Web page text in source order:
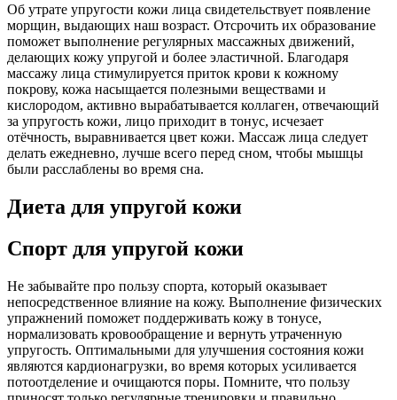
Об утрате упругости кожи лица свидетельствует появление
морщин, выдающих наш возраст. Отсрочить их образование
поможет выполнение регулярных массажных движений,
делающих кожу упругой и более эластичной. Благодаря
массажу лица стимулируется приток крови к кожному
покрову, кожа насыщается полезными веществами и
кислородом, активно вырабатывается коллаген, отвечающий
за упругость кожи, лицо приходит в тонус, исчезает
отёчность, выравнивается цвет кожи. Массаж лица следует
делать ежедневно, лучше всего перед сном, чтобы мышцы
были расслаблены во время сна.
Диета для упругой кожи
Спорт для упругой кожи
Не забывайте про пользу спорта, который оказывает
непосредственное влияние на кожу. Выполнение физических
упражнений поможет поддерживать кожу в тонусе,
нормализовать кровообращение и вернуть утраченную
упругость. Оптимальными для улучшения состояния кожи
являются кардионагрузки, во время которых усиливается
потоотделение и очищаются поры. Помните, что пользу